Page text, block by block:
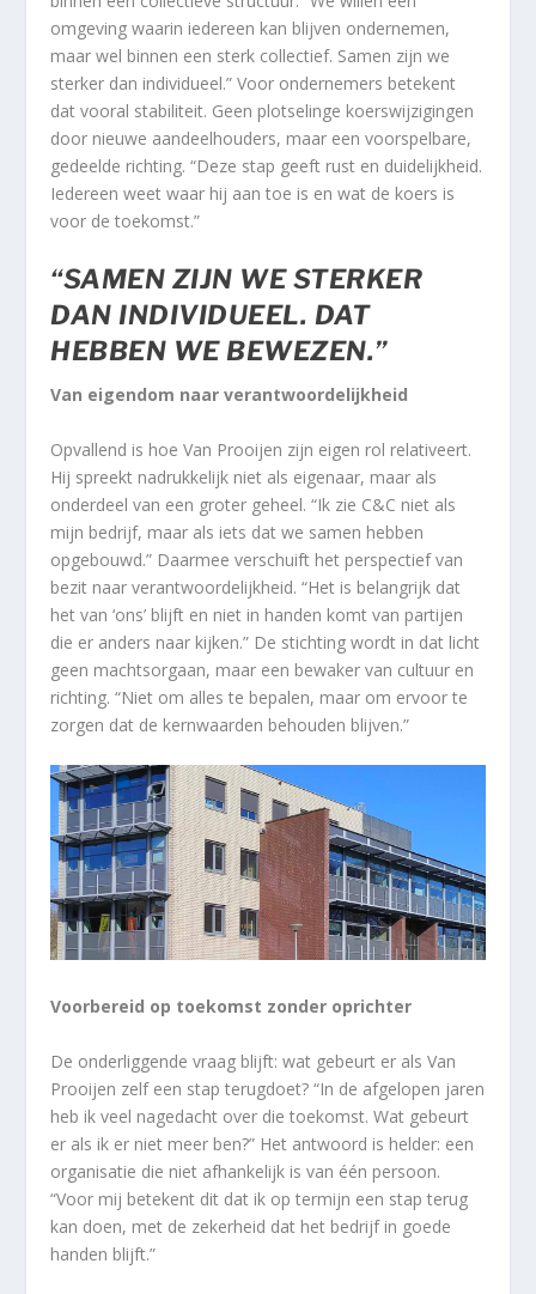
omgeving waarin iedereen kan blijven ondernemen,
maar wel binnen een sterk collectief. Samen zijn we
sterker dan individueel.” Voor ondernemers betekent
dat vooral stabiliteit. Geen plotselinge koerswijzigingen
door nieuwe aandeelhouders, maar een voorspelbare,
gedeelde richting. “Deze stap geeft rust en duidelijkheid.
Iedereen weet waar hij aan toe is en wat de koers is
voor de toekomst.”
“SAMEN ZIJN WE STERKER
DAN INDIVIDUEEL. DAT
HEBBEN WE BEWEZEN.”
Van eigendom naar verantwoordelijkheid
Opvallend is hoe Van Prooijen zijn eigen rol relativeert.
Hij spreekt nadrukkelijk niet als eigenaar, maar als
onderdeel van een groter geheel. “Ik zie C&C niet als
mijn bedrijf, maar als iets dat we samen hebben
opgebouwd.” Daarmee verschuift het perspectief van
bezit naar verantwoordelijkheid. “Het is belangrijk dat
het van ‘ons’ blijft en niet in handen komt van partijen
die er anders naar kijken.” De stichting wordt in dat licht
geen machtsorgaan, maar een bewaker van cultuur en
richting. “Niet om alles te bepalen, maar om ervoor te
zorgen dat de kernwaarden behouden blijven.”
Voorbereid op toekomst zonder oprichter
De onderliggende vraag blijft: wat gebeurt er als Van
Prooijen zelf een stap terugdoet? “In de afgelopen jaren
heb ik veel nagedacht over die toekomst. Wat gebeurt
er als ik er niet meer ben?” Het antwoord is helder: een
organisatie die niet afhankelijk is van één persoon.
“Voor mij betekent dit dat ik op termijn een stap terug
kan doen, met de zekerheid dat het bedrijf in goede
handen blijft.”